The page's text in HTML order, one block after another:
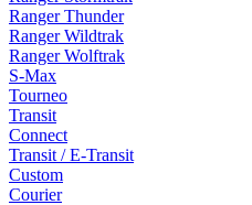
Ranger Thunder
Ranger Wildtrak
Ranger Wolftrak
S-Max
Tourneo
Transit
Connect
Transit / E-Transit
Custom
Courier